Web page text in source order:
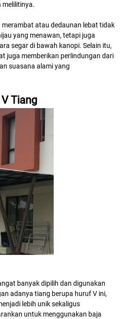
atau dedaunan lebat tidak
yang menawan, tetapi juga
segar di bawah kanopi. Selain itu,
juga memberikan perlindungan dari
suasana alami yang
Tiang
banyak dipilih dan digunakan
adanya tiang berupa huruf V ini,
lebih unik sekaligus
untuk menggunakan baja